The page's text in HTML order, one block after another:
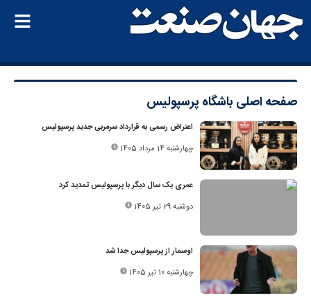
صفحه اصلی باشگاه پرسپولیس
اعتراض رسمی به قرارداد سرمربی جدید پرسپولیس
چهارشنبه 14 مرداد 1405
عمری یک‌ سال دیگر با پرسپولیس تمدید کرد
دوشنبه 29 تیر 1405
اوسمار از پرسپولیس جدا شد
چهارشنبه 10 تیر 1405